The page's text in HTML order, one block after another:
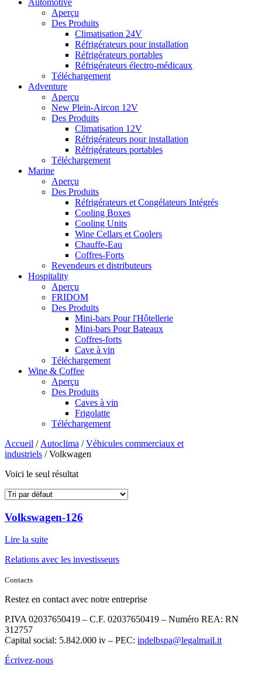
Aperçu
Des Produits
Climatisation 24V
Réfrigérateurs pour installation
Réfrigérateurs portables
Réfrigérateurs électro-médicaux
Téléchargement
Adventure
Aperçu
New Plein-Aircon 12V
Des Produits
Climatisation 12V
Réfrigérateurs pour installation
Réfrigérateurs portables
Téléchargement
Marine
Aperçu
Des Produits
Réfrigérateurs et Congélateurs Intégrés
Cooling Boxes
Cooling Units
Wine Cellars et Coolers
Chauffe-Eau
Coffres-Forts
Revendeurs et distributeurs
Hospitality
Aperçu
FRIDOM
Des Produits
Mini-bars Pour l'Hôtellerie
Mini-bars Pour Bateaux
Coffres-forts
Cave à vin
Téléchargement
Wine & Coffee
Aperçu
Des Produits
Caves à vin
Frigolatte
Téléchargement
Accueil / Autoclima /Véhicules commerciaux et
industriels / Volkwagen
Voici le seul résultat
Volkswagen-126
Lire la suite
Relations avec les investisseurs
Contacts
Restez en contact avec notre entreprise
P.IVA 02037650419 – C.F. 02037650419 – Numéro REA: RN
312757
Capital social: 5.842.000 iv – PEC: indelbspa@legalmail.it
Écrivez-nous